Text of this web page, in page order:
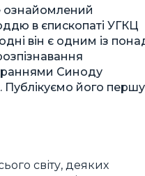
ознайомлений
в єпископаті УГКЦ
він є одним із
Синоду
Публікуємо його першу
світу, деяких